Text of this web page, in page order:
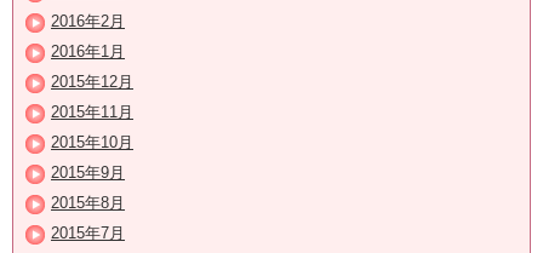
2016年2月
2016年1月
2015年12月
2015年11月
2015年10月
2015年9月
2015年8月
2015年7月